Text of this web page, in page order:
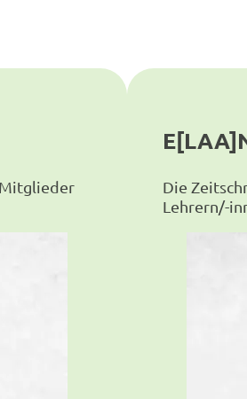
Die
Lehrern/-